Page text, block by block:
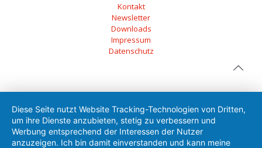
Kontakt
Newsletter
Downloads
Impressum
Datenschutz
Diese Seite nutzt Website Tracking-Technologien von Dritten,
um ihre Dienste anzubieten, stetig zu verbessern und
Werbung entsprechend der Interessen der Nutzer
anzuzeigen. Ich bin damit einverstanden und kann meine